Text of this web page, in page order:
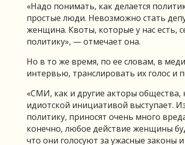
«Надо понимать, как делается
простые люди. Невозможно стать
женщина. Квоты, которые у нас есть,
политику», — отмечает она.
Но в то же время, по ее словам, в
интервью, транслировать их голос и
«СМИ, как и другие акторы
идиотской инициативой выступает.
политику, приносят очень много
конечно, любое действие женщины
что они голосуют за ужасные законы